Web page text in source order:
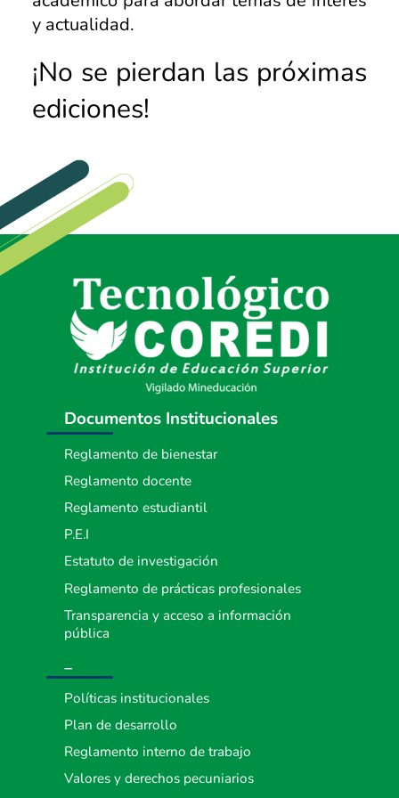
y actualidad.
¡No se pierdan las próximas
ediciones!
Documentos Institucionales
Reglamento de bienestar
Reglamento docente
Reglamento estudiantil
P.E.I
Estatuto de investigación
Reglamento de prácticas profesionales
Transparencia y acceso a información
pública
_
Políticas institucionales
Plan de desarrollo
Reglamento interno de trabajo
Valores y derechos pecuniarios